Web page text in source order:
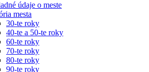
údaje o meste
mesta
30-te roky
40-te a 50-te roky
60-te roky
70-te roky
80-te roky
90-te roky